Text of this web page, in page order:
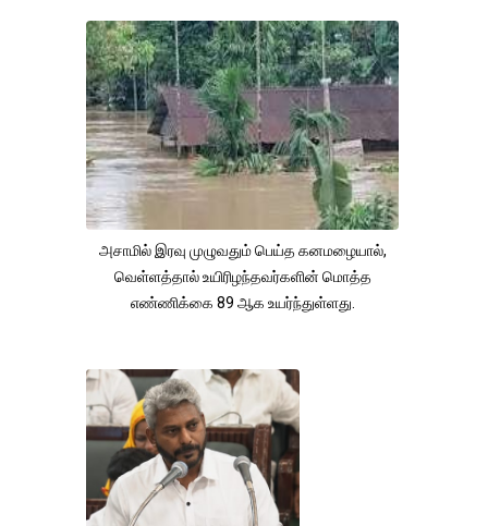
அசாமில் இரவு முழுவதும் பெய்த கனமழையால்,
வெள்ளத்தால் உயிரிழந்தவர்களின் மொத்த
எண்ணிக்கை 89 ஆக உயர்ந்துள்ளது.